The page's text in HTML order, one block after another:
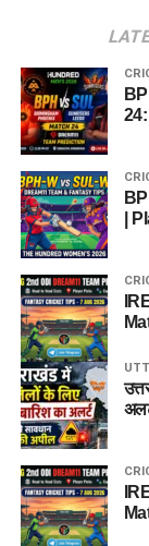
24:
|